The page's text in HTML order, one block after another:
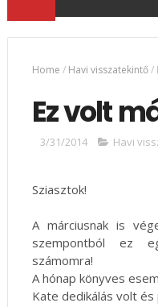
Home / Havi visszatekintő/
Ez volt
3/31/2014 Havi
Sziasztok!
A márciusnak is
szempontból ez
számomra!
A hónap könyves
Kate dedikálás volt